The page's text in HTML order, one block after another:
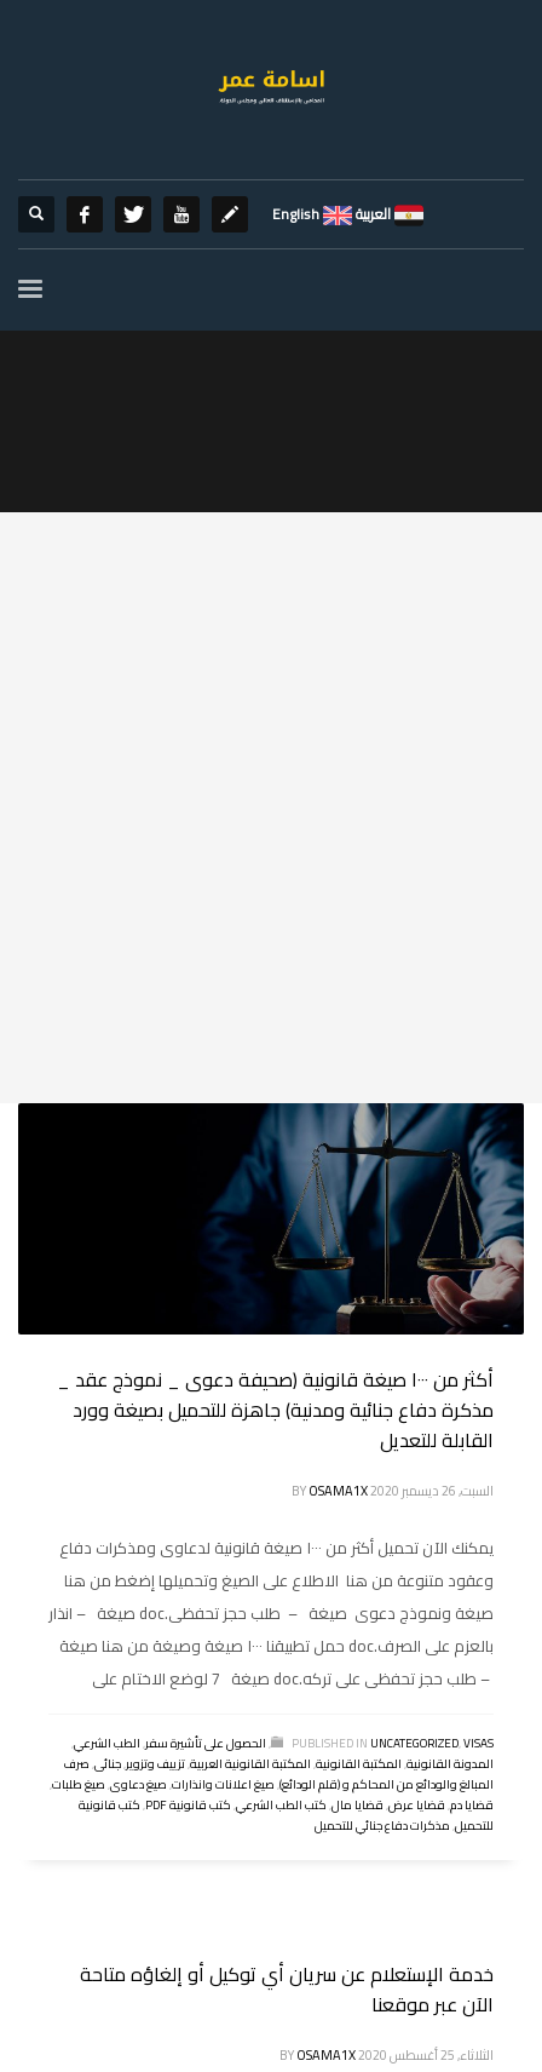
العربية English
أكثر من ١٠٠٠ صيغة قانونية (صحيفة دعوى _ نموذج عقد _
مذكرة دفاع جنائية ومدنية) جاهزة للتحميل بصيغة وورد
القابلة للتعديل
السبت, 26 ديسمبر 2020 BYOSAMA1X
يمكنك الآن تحميل أكثر من ١٠٠٠ صيغة قانونية لدعاوى ومذكرات دفاع
وعقود متنوعة من هنا الاطلاع على الصيغ وتحميلها إضغط من هنا
صيغة ونموذج دعوى صيغة – طلب حجز تحفظى.doc صيغة – انذار
بالعزم على الصرف.doc حمل تطبيقنا ١٠٠٠ صيغة وصيغة من هنا صيغة
– طلب حجز تحفظى على تركه.doc صيغة 7 لوضع الاختام على
PUBLISHED IN UNCATEGORIZED,VISAS
,الحصول على تأشيرة سفر,الطب الشرعي,
المدونة القانونية,المكتبة القانونية,المكتبة القانونية العربية,تزييف وتزوير,جنائى,صرف
المبالغ والودائع من المحاكم و (قلم الودائع),صيغ اعلانات وانذارات,صيغ دعاوى,صيغ طلبات,
قضايا دم,قضايا عرض,قضايا مال,كتب الطب الشرعي,كتب قانونية PDF ,كتب قانونية
للتحميل,مذكرات دفاع جنائي للتحميل
خدمة الإستعلام عن سريان أي توكيل أو إلغاؤه متاحة
الآن عبر موقعنا
الثلاثاء, 25 أغسطس 2020 BYOSAMA1X